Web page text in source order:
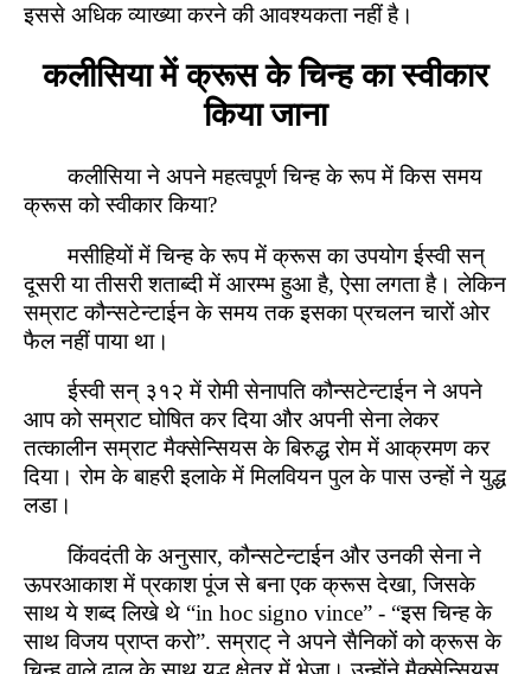
इससे अधिक व्याख्या करने की आवश्यकता नहीं है।
कलीसिया में क्रूस के चिन्ह का स्वीकार
किया जाना
कलीसिया ने अपने महत्वपूर्ण चिन्ह के रूप में किस समय
क्रूस को स्वीकार किया?
मसीहियों में चिन्ह के रूप में क्रूस का उपयोग ईस्वी सन्
दूसरी या तीसरी शताब्दी में आरम्भ हुआ है, ऐसा लगता है। लेकिन
सम्राट कौन्सटेन्टाईन के समय तक इसका प्रचलन चारों ओर
फैल नहीं पाया था।
ईस्वी सन् ३१२ में रोमी सेनापति कौन्सटेन्टाईन ने अपने
आप को सम्राट घोषित कर दिया और अपनी सेना लेकर
तत्कालीन सम्राट मैक्सेन्सियस के बिरुद्ध रोम में आक्रमण कर
दिया। रोम के बाहरी इलाके में मिलवियन पुल के पास उन्हों ने युद्ध
लडा।
किंवदंती के अनुसार, कौन्सटेन्टाईन और उनकी सेना ने
ऊपरआकाश में प्रकाश पूंज से बना एक क्रूस देखा, जिसके
साथ ये शब्द लिखे थे “in hoc signo vince” - “इस चिन्ह के
साथ विजय प्राप्त करो”. सम्राट् ने अपने सैनिकों को क्रूस के